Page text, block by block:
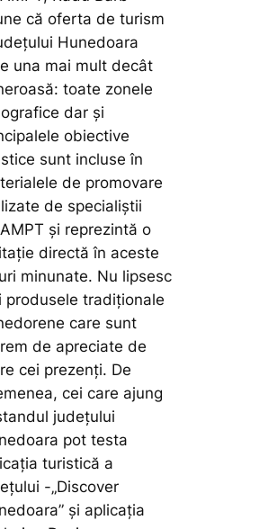
că oferta de turism
Hunedoara
una mai mult decât
toate zonele
dar și
obiective
sunt incluse în
de promovare
de specialiștii
și reprezintă o
directă în aceste
minunate. Nu lipsesc
produsele tradiționale
care sunt
de apreciate de
cei prezenți. De
cei care ajung
județului
pot testa
turistică a
-„Discover
și aplicația